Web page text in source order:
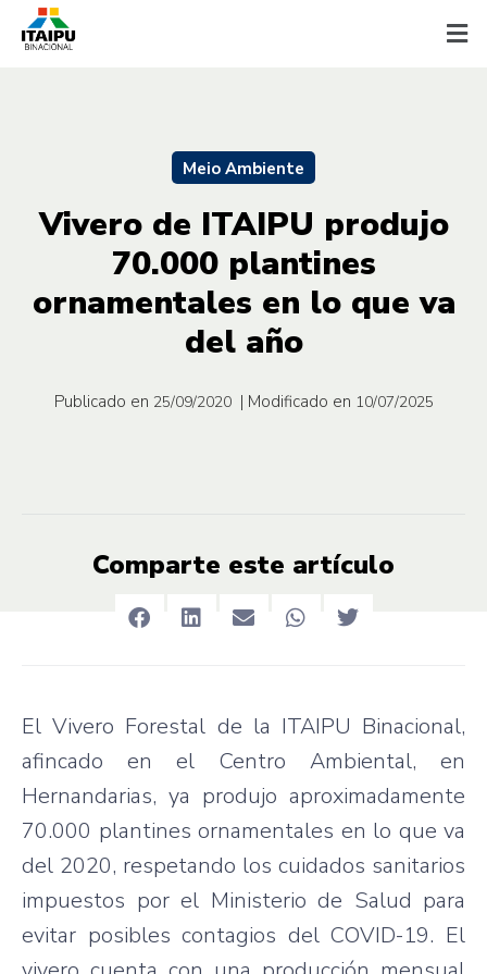
Meio Ambiente
Vivero de ITAIPU produjo
70.000 plantines
ornamentales en lo que va
del año
Publicado en 25/09/2020 | Modificado en 10/07/2025
Comparte este artículo
El Vivero Forestal de la ITAIPU Binacional,
afincado en el Centro Ambiental, en
Hernandarias, ya produjo aproximadamente
70.000 plantines ornamentales en lo que va
del 2020, respetando los cuidados sanitarios
impuestos por el Ministerio de Salud para
evitar posibles contagios del COVID-19. El